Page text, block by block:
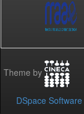
Theme by
DSpace Software